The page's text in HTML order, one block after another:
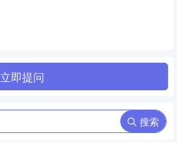
立即提问
搜索